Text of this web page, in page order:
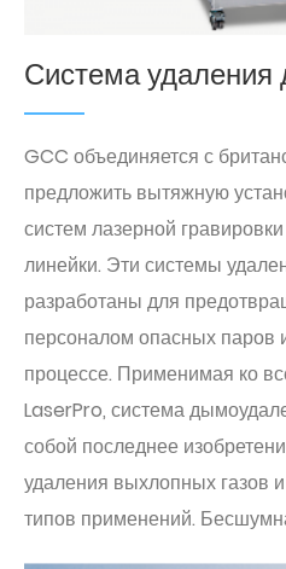
Система
GCC объединяется с
предложить вытяжную
систем лазерной
линейки. Эти системы
разработаны для
персоналом опасных паров
процессе. Применимая ко
LaserPro, система
собой последнее
удаления выхлопных газов
типов применений.